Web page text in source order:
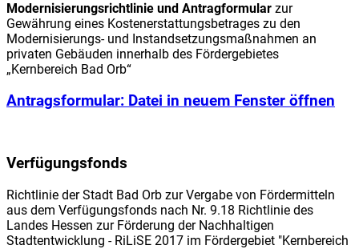
Modernisierungsrichtlinie und Antragformular zur
Gewährung eines Kostenerstattungsbetrages zu den
Modernisierungs- und Instandsetzungsmaßnahmen an
privaten Gebäuden innerhalb des Fördergebietes
„Kernbereich Bad Orb“
Antragsformular: Datei in neuem Fenster öffnen
Verfügungsfonds
Richtlinie der Stadt Bad Orb zur Vergabe von Fördermitteln
aus dem Verfügungsfonds nach Nr. 9.18 Richtlinie des
Landes Hessen zur Förderung der Nachhaltigen
Stadtentwicklung - RiLiSE 2017 im Fördergebiet "Kernbereich